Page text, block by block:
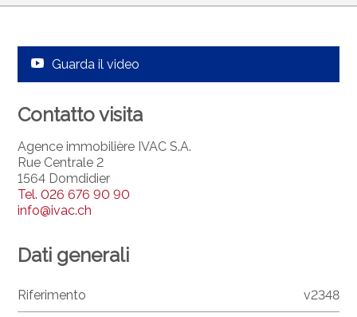
Guarda il video
Contatto visita
Agence immobilière IVAC S.A.
Rue Centrale 2
1564 Domdidier
Tel.026 676 90 90
info@ivac.ch
Dati generali
Riferimento v2348